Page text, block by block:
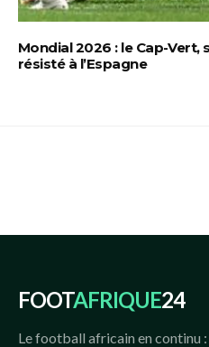
Mondial 2026 : le Cap-Vert,
résisté à l’Espagne
FOOTAFRIQUE24
Le football africain en continu